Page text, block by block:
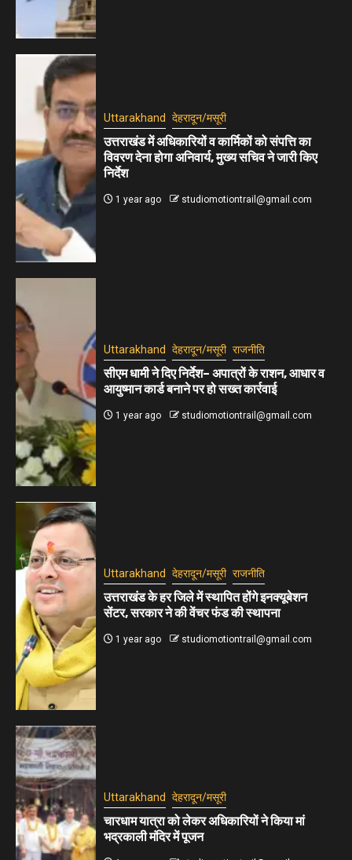
Uttarakhand देहरादून/मसूरी
उत्तराखंड में अधिकारियों व कार्मिकों को संपत्ति का
विवरण देना होगा अनिवार्य, मुख्य सचिव ने जारी किए
निर्देश
1 year ago studiomotiontrail@gmail.com
Uttarakhand देहरादून/मसूरी राजनीति
सीएम धामी ने दिए निर्देश– अपात्रों के राशन, आधार व
आयुष्मान कार्ड बनाने पर हो सख्त कार्रवाई
1 year ago studiomotiontrail@gmail.com
Uttarakhand देहरादून/मसूरी राजनीति
उत्तराखंड के हर जिले में स्थापित होंगे इनक्यूबेशन
सेंटर, सरकार ने की वेंचर फंड की स्थापना
1 year ago studiomotiontrail@gmail.com
Uttarakhand देहरादून/मसूरी
चारधाम यात्रा को लेकर अधिकारियों ने किया मां
भद्रकाली मंदिर में पूजन